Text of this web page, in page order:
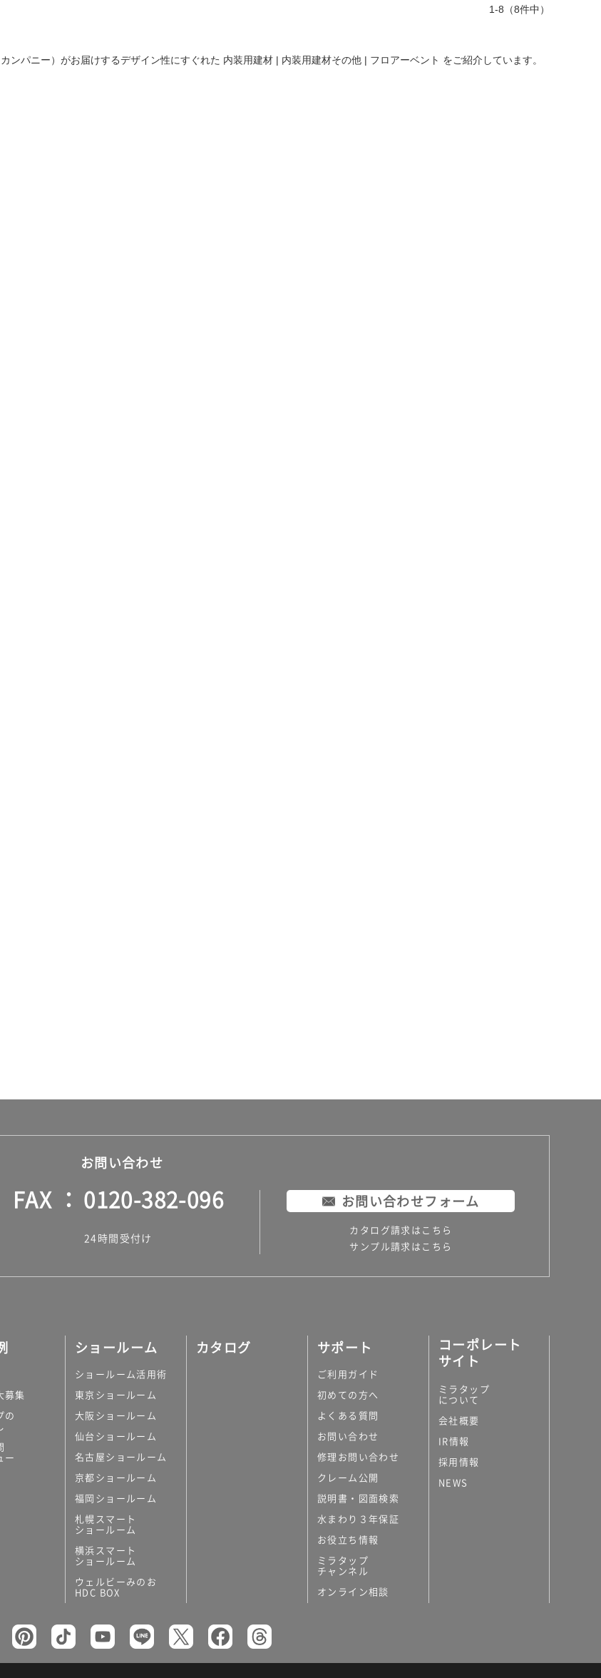
1-8（8件中）
ンパニー）がお届けするデザイン性にすぐれた 内装用建材 | 内装用建材その他 | フロアーベント をご紹介しています。
お問い合わせ
FAX 0120-382-096
24時間受付け
お問い合わせフォーム
カタログ請求はこちら
サンプル請求はこちら
募集
の
ー
ショールーム
ショールーム活用術
東京ショールーム
大阪ショールーム
仙台ショールーム
名古屋ショールーム
京都ショールーム
福岡ショールーム
札幌スマート
ショールーム
横浜スマート
ショールーム
ウェルビーみのお
HDC BOX
カタログ サポート
ご利用ガイド
初めての方へ
よくある質問
お問い合わせ
修理お問い合わせ
クレーム公開
説明書・図面検索
水まわり３年保証
お役立ち情報
ミラタップ
チャンネル
オンライン相談
コーポレート
サイト
ミラタップ
について
会社概要
IR情報
採用情報
NEWS